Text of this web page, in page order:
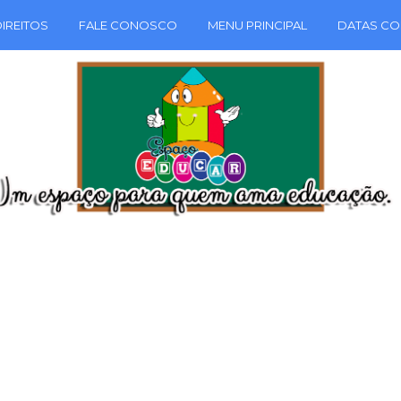
FALE CONOSCO MENU PRINCIPAL DATAS